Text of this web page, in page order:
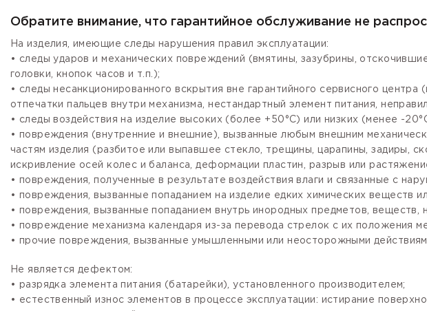
Обратите внимание, что гарантийное обслуживание не
На изделия, имеющие следы нарушения правил эксплуатации:
• следы ударов и механических повреждений (вмятины, зазубрины,
головки, кнопок часов и т.п.);
• следы несанкционированного вскрытия вне гарантийного сервисного
отпечатки пальцев внутри механизма, нестандартный элемент питания,
• следы воздействия на изделие высоких (более +50°С) или низких (менее -
• повреждения (внутренние и внешние), вызванные любым внешним
частям изделия (разбитое или выпавшее стекло, трещины, царапины, задиры,
искривление осей колес и баланса, деформации пластин, разрыв или
• повреждения, полученные в результате воздействия влаги и связанные с
• повреждения, вызванные попаданием на изделие едких химических веществ
• повреждения, вызванные попаданием внутрь инородных предметов, веществ,
• повреждение механизма календаря из-за перевода стрелок с их положения
• прочие повреждения, вызванные умышленными или неосторожными
Не является дефектом:
• разрядка элемента питания (батарейки), установленного производителем;
• естественный износ элементов в процессе эксплуатации: истирание